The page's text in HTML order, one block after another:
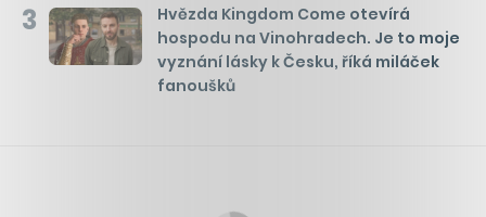
3
Hvězda Kingdom Come otevírá
hospodu na Vinohradech. Je to moje
vyznání lásky k Česku, říká miláček
fanoušků